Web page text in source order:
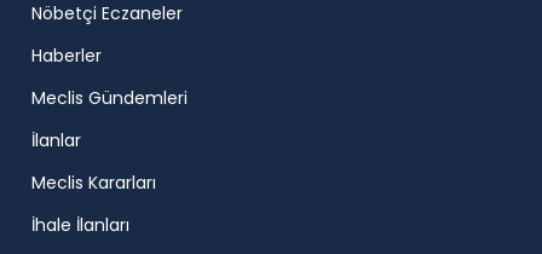
Nöbetçi Eczaneler
Haberler
Meclis Gündemleri
İlanlar
Meclis Kararları
İhale İlanları